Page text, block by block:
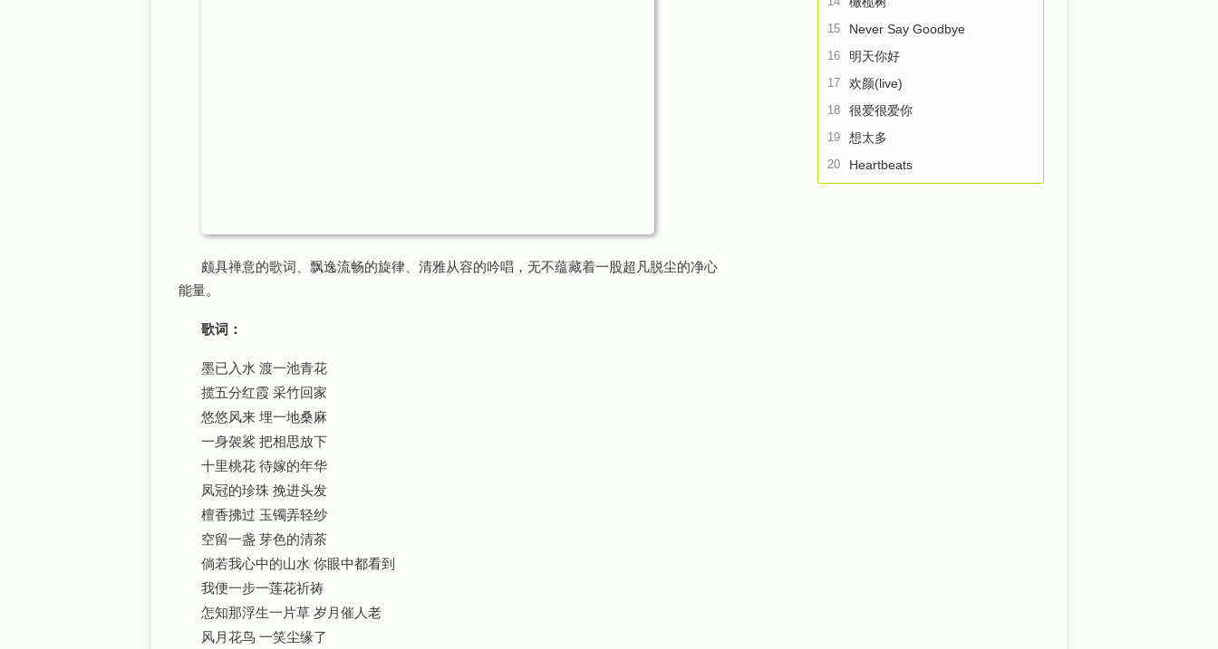
颇具禅意的歌词、飘逸流畅的旋律、清雅从容的吟唱，无不蕴藏着一股超凡脱尘的净心
能量。
歌词：
墨已入水 渡一池青花
揽五分红霞 采竹回家
悠悠风来 埋一地桑麻
一身袈裟 把相思放下
十里桃花 待嫁的年华
凤冠的珍珠 挽进头发
檀香拂过 玉镯弄轻纱
空留一盏 芽色的清茶
倘若我心中的山水 你眼中都看到
我便一步一莲花祈祷
怎知那浮生一片草 岁月催人老
风月花鸟 一笑尘缘了
15 Never Say Goodbye
16 明天你好
17 欢颜(live)
18 很爱很爱你
19 想太多
20 Heartbeats